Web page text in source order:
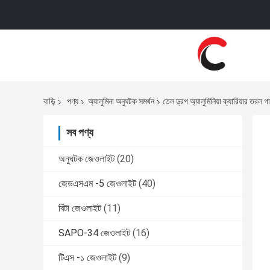
বাড়ি পণ্য অ্যালুমিনা অনুঘটক সমর্থন তেল ড্রপ অ্যালুমিনিয়া ক্যারিয়ার তরল
সব পণ্য
অনুঘটক জেওলাইট (20)
জেডএসএম -5 জেওলাইট (40)
বিটা জেওলাইট (11)
SAPO-34 জেওলাইট (16)
টিএস -১ জেওলাইট (9)